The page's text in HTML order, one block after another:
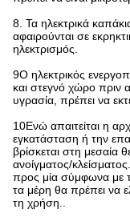
8. Τα ηλεκτρικά
αφαιρούνται σε
ηλεκτρισμός.
9Ο ηλεκτρικός
και στεγνό χώρο πριν
υγρασία, πρέπει να
10Ενώ απαιτείται η
εγκατάσταση ή την
βρίσκεται στη μεσαία
ανοίγματος/
προς μία σύμφωνα με
τα μέρη θα πρέπει να
τη χρήση..